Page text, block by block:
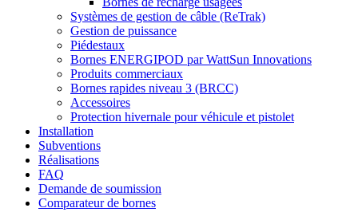
Systèmes de gestion de câble (ReTrak)
Gestion de puissance
Piédestaux
Bornes ENERGIPOD par WattSun Innovations
Produits commerciaux
Bornes rapides niveau 3 (BRCC)
Accessoires
Protection hivernale pour véhicule et pistolet
Installation
Subventions
Réalisations
FAQ
Demande de soumission
Comparateur de bornes